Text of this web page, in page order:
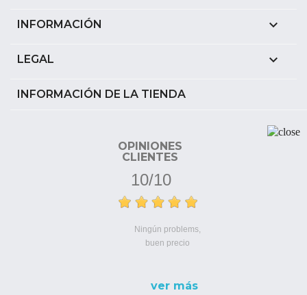
INFORMACIÓN 
LEGAL 
INFORMACIÓN DE LA TIENDA
OPINIONES
CLIENTES
10/10
Ningún problems,
buen precio
ver más